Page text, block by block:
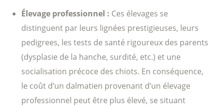
Élevage professionnel : Ces élevages se
distinguent par leurs lignées prestigieuses, leurs
pedigrees, les tests de santé rigoureux des parents
(dysplasie de la hanche, surdité, etc.) et une
socialisation précoce des chiots. En conséquence,
le coût d’un dalmatien provenant d’un élevage
professionnel peut être plus élevé, se situant